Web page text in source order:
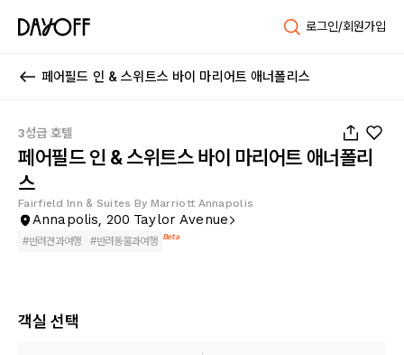
로그인/회원가입
페어필드 인 & 스위트스 바이 마리어트 애너폴리스
3성급 호텔
페어필드 인 & 스위트스 바이 마리어트 애너폴리
스
Fairfield Inn & Suites By Marriott Annapolis
Annapolis, 200 Taylor Avenue
#반려견과여행 #반려동물과여행 Beta
객실 선택